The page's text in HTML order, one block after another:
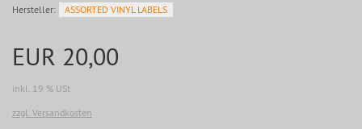
Hersteller: ASSORTED VINYL LABELS
EUR 20,00
inkl. 19 % USt
zzgl. Versandkosten